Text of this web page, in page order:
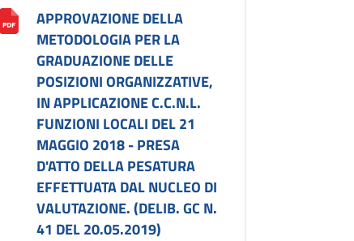
APPROVAZIONE DELLA
METODOLOGIA PER LA
GRADUAZIONE DELLE
POSIZIONI ORGANIZZATIVE,
IN APPLICAZIONE C.C.N.L.
FUNZIONI LOCALI DEL 21
MAGGIO 2018 - PRESA
D'ATTO DELLA PESATURA
EFFETTUATA DAL NUCLEO DI
VALUTAZIONE. (DELIB. GC N.
41 DEL 20.05.2019)